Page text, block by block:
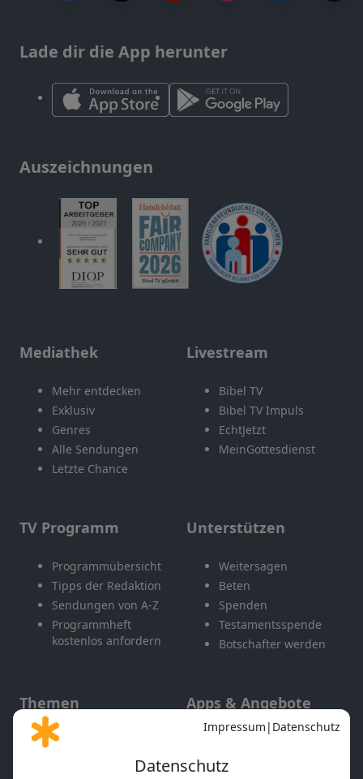
Lade dir die App herunter
Auszeichnungen
Mediathek
Mehr entdecken
Exklusiv
Genres
Alle Sendungen
Letzte Chance
Livestream
Bibel TV
Bibel TV Impuls
EchtJetzt
MeinGottesdienst
TV Programm
Programmübersicht
Tipps der Redaktion
Sendungen von A-Z
Programmheft
kostenlos anfordern
Unterstützen
Weitersagen
Beten
Spenden
Testamentsspende
Botschafter werden
Themen
Gott und Bibel erklärt
Apps & Angebote
Mobile App